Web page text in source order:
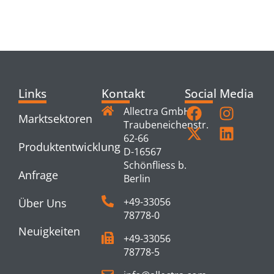
Links
Marktsektoren
Produktentwicklung
Anfrage
Über Uns
Neuigkeiten
Kontakt
Allectra GmbH
Traubeneichenstr.
62-66
D-16567
Schönfliess b.
Berlin
+49-33056
78778-0
+49-33056
78778-5
Social Media